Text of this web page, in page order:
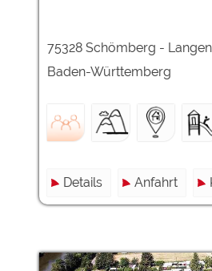
75328 Schömberg -
Baden-Württemberg
Details Anfahrt